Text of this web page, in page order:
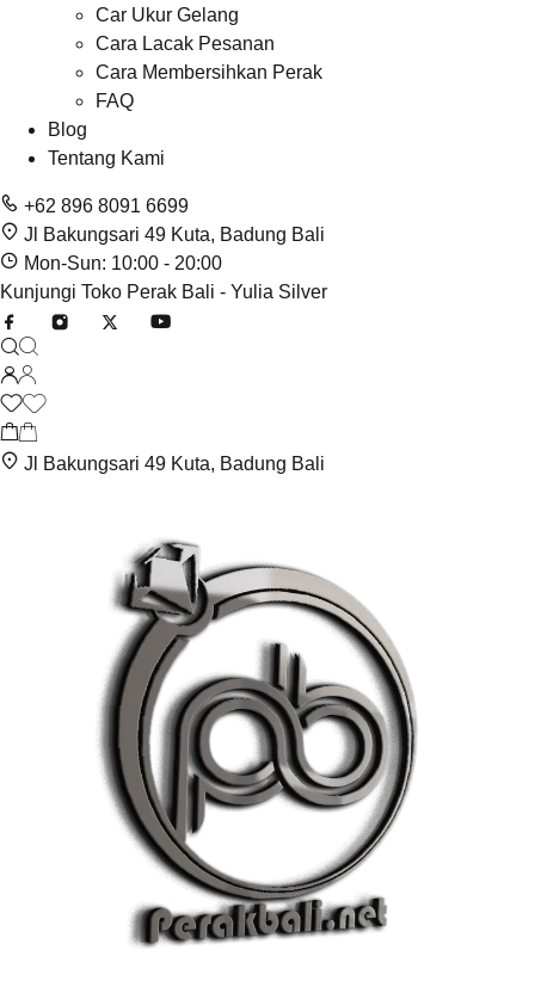
Car Ukur Gelang
Cara Lacak Pesanan
Cara Membersihkan Perak
FAQ
Blog
Tentang Kami
+62 896 8091 6699
Jl Bakungsari 49 Kuta, Badung Bali
Mon-Sun: 10:00 - 20:00
Kunjungi Toko Perak Bali - Yulia Silver
Jl Bakungsari 49 Kuta, Badung Bali